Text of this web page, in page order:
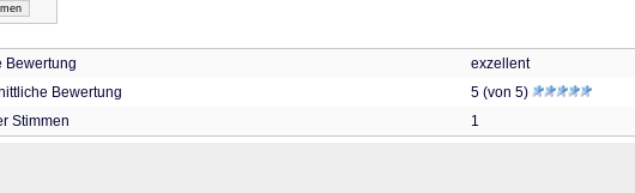
Bewertung
exzellent
Bewertung
5 (von 5)
Stimmen
1